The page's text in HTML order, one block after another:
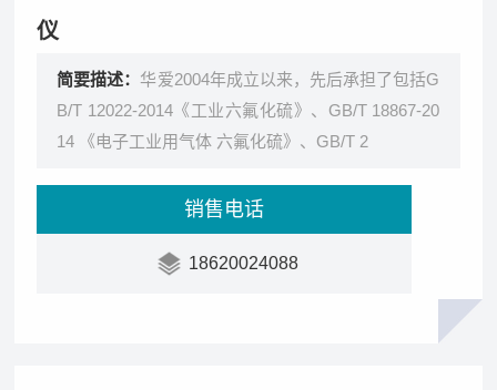
仪
简要描述： 华爱2004年成立以来，先后承担了包括G
B/T 12022-2014《工业六氟化硫》、GB/T 18867-20
14 《电子工业用气体 六氟化硫》、GB/T 2
销售电话
18620024088